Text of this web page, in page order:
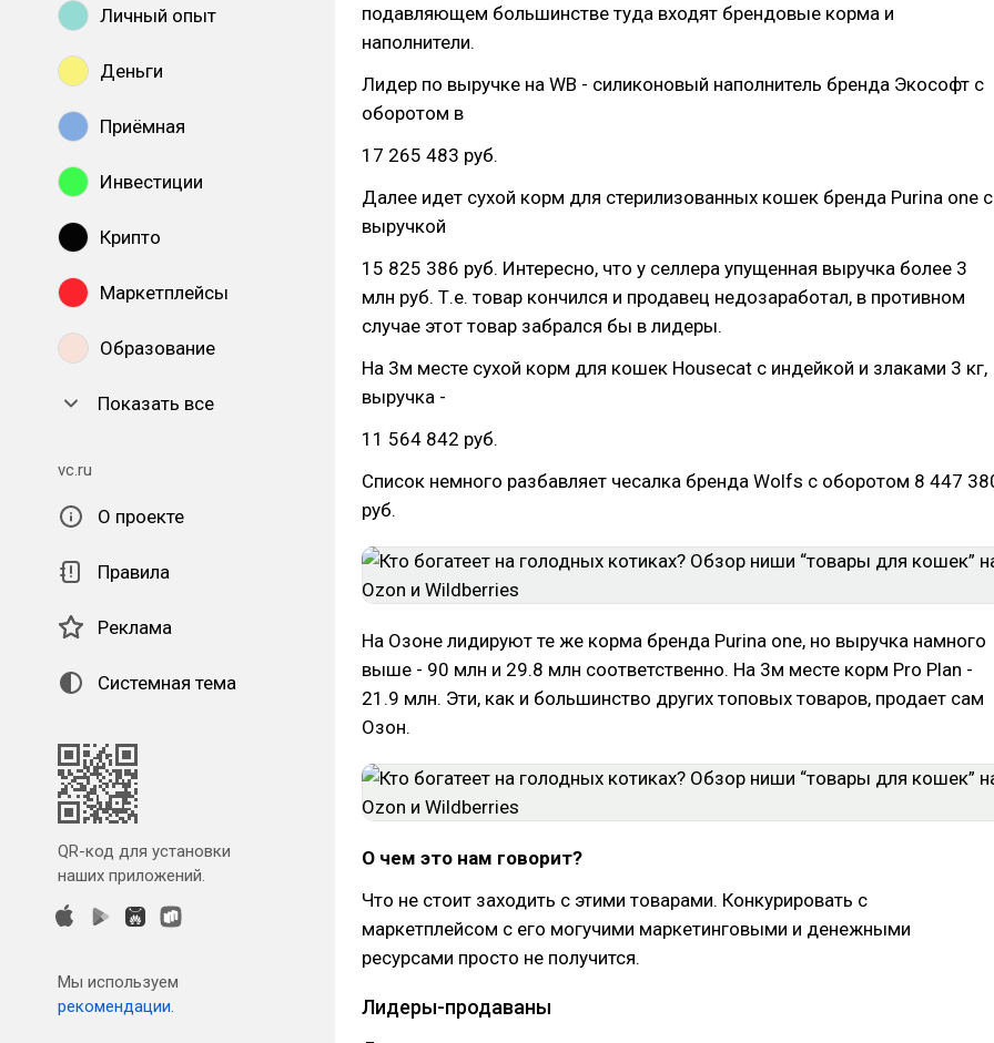
Личный опыт
Деньги
Приёмная
Инвестиции
Крипто
Маркетплейсы
Образование
Показать все
vc.ru
О проекте
Правила
Реклама
Системная тема
QR-код для установки
наших приложений.
Мы используем
рекомендации.
подавляющем большинстве туда входят брендовые корма и
наполнители.
Лидер по выручке на WB - силиконовый наполнитель бренда Экософт с
оборотом в
17 265 483 руб.
Далее идет сухой корм для стерилизованных кошек бренда Purina one с
выручкой
15 825 386 руб. Интересно, что у селлера упущенная выручка более 3
млн руб. Т.е. товар кончился и продавец недозаработал, в противном
случае этот товар забрался бы в лидеры.
На 3м месте сухой корм для кошек Housecat с индейкой и злаками 3 кг,
выручка -
11 564 842 руб.
Список немного разбавляет чесалка бренда Wolfs с оборотом 8 447
руб.
На Озоне лидируют те же корма бренда Purina one, но выручка намного
выше - 90 млн и 29.8 млн соответственно. На 3м месте корм Pro Plan -
21.9 млн. Эти, как и большинство других топовых товаров, продает сам
Озон.
О чем это нам говорит?
Что не стоит заходить с этими товарами. Конкурировать с
маркетплейсом с его могучими маркетинговыми и денежными
ресурсами просто не получится.
Лидеры-продаваны